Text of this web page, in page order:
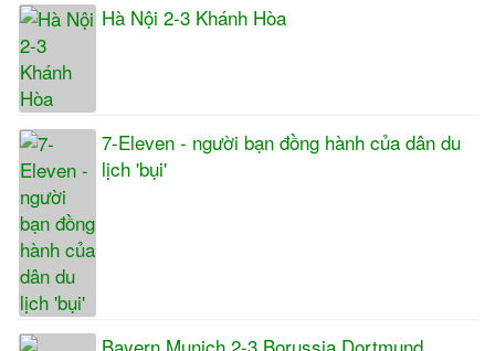
Hà Nội 2-3 Khánh Hòa
7-Eleven - người bạn đồng hành của dân du
lịch 'bụi'